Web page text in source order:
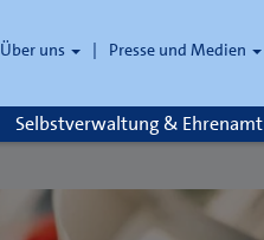
Über uns Presse und Medien
Selbstverwaltung & Ehrenamt